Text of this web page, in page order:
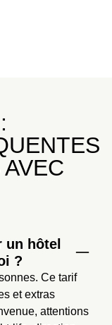
hôtel
?
Ce tarif
et extras
attentions